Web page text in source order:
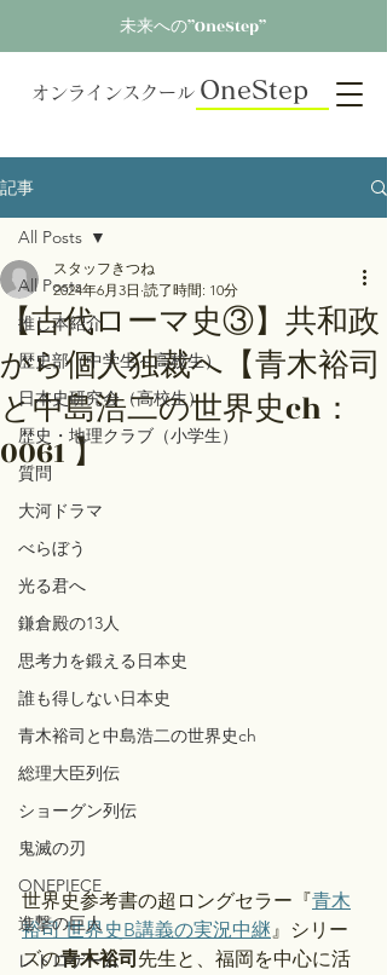
未来への”OneStep”
オンラインスクール OneStep
記事
All Posts
推し本紹介
歴史部（中学生～高校生）
日本史研究会（高校生）
歴史・地理クラブ（小学生）
質問
大河ドラマ
べらぼう
光る君へ
鎌倉殿の13人
思考力を鍛える日本史
誰も得しない日本史
青木裕司と中島浩二の世界史ch
総理大臣列伝
ショーグン列伝
鬼滅の刃
ONEPIECE
進撃の巨人
レトロゲーム
All Posts
【古代ローマ史③】共和政
から個人独裁へ【青木裕司
と中島浩二の世界史ch：
0061 】
スタッフきつね
2024年6月3日 読了時間: 10分
世界史参考書の超ロングセラー『青木
裕司 世界史B講義の実況中継』シリー
ズの青木裕司 先生と、福岡を中心に活